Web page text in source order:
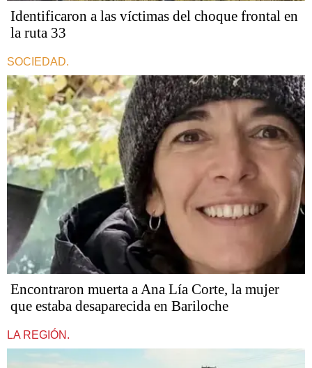
Identificaron a las víctimas del choque frontal en
la ruta 33
SOCIEDAD.
Encontraron muerta a Ana Lía Corte, la mujer
que estaba desaparecida en Bariloche
LA REGIÓN.